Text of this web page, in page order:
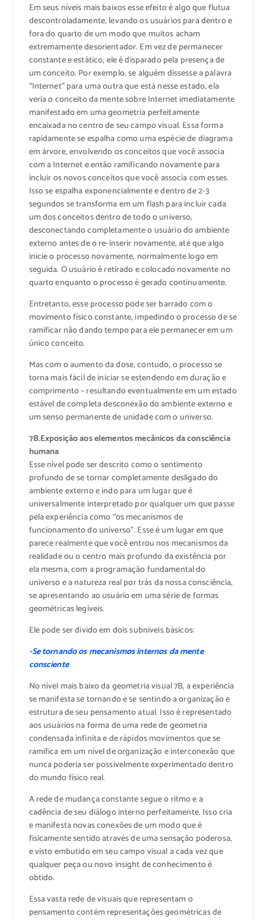
Em seus níveis mais baixos esse efeito é algo que flutua
descontroladamente, levando os usuários para dentro e
fora do quarto de um modo que muitos acham
extremamente desorientador. Em vez de permanecer
constante e estático, ele é disparado pela presença de
um conceito. Por exemplo, se alguém dissesse a palavra
“Internet” para uma outra que está nesse estado, ela
veria o conceito da mente sobre Internet imediatamente
manifestado em uma geometria perfeitamente
encaixada no centro de seu campo visual. Essa forma
rapidamente se espalha como uma espécie de diagrama
em árvore, envolvendo os conceitos que você associa
com a Internet e então ramificando novamente para
incluir os novos conceitos que você associa com esses.
Isso se espalha exponencialmente e dentro de 2-3
segundos se transforma em um flash para incluir cada
um dos conceitos dentro de todo o universo,
desconectando completamente o usuário do ambiente
externo antes de o re-inserir novamente, até que algo
inicie o processo novamente, normalmente logo em
seguida. O usuário é retirado e colocado novamente no
quarto enquanto o processo é gerado continuamente.
Entretanto, esse processo pode ser barrado com o
movimento físico constante, impedindo o processo de se
ramificar não dando tempo para ele permanecer em um
único conceito.
Mas com o aumento da dose, contudo, o processo se
torna mais fácil de iniciar se estendendo em duração e
comprimento – resultando eventualmente em um estado
estável de completa desconexão do ambiente externo e
um senso permanente de unidade com o universo.
7B.Exposição aos elementos mecânicos da consciência
humana
Esse nível pode ser descrito como o sentimento
profundo de se tornar completamente desligado do
ambiente externo e indo para um lugar que é
universalmente interpretado por qualquer um que passe
pela experiência como “os mecanismos de
funcionamento do universo”. Esse é um lugar em que
parece realmente que você entrou nos mecanismos da
realidade ou o centro mais profundo da existência por
ela mesma, com a programação fundamental do
universo e a natureza real por trás da nossa consciência,
se apresentando ao usuário em uma série de formas
geométricas legíveis.
Ele pode ser divido em dois subníveis básicos:
-Se tornando os mecanismos internos da mente
consciente
No nível mais baixo da geometria visual 7B, a experiência
se manifesta se tornando e se sentindo a organização e
estrutura de seu pensamento atual. Isso é representado
aos usuários na forma de uma rede de geometria
condensada infinita e de rápidos movimentos que se
ramifica em um nível de organização e interconexão que
nunca poderia ser possivelmente experimentado dentro
do mundo físico real.
A rede de mudança constante segue o ritmo e a
cadência de seu diálogo interno perfeitamente. Isso cria
e manifesta novas conexões de um modo que é
fisicamente sentido através de uma sensação poderosa,
e visto embutido em seu campo visual a cada vez que
qualquer peça ou novo insight de conhecimento é
obtido.
Essa vasta rede de visuais que representam o
pensamento contém representações geométricas de